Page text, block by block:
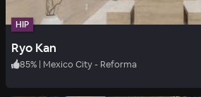
HIP
Ryo Kan
85% | Mexico City - Reforma